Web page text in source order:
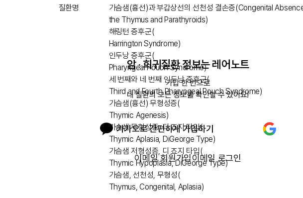
질환명
가슴샘(흉선)과 부갑상선의 선천성 결손증(Congenital
the Thymus and Parathyroids)
해링턴 증후군(
Harrington Syndrome)
인두낭 증후군(
Pharyngeal Pouch Syndrome)
세 번째와 네 번째 인두낭 증후군(
Third and Fourth Pharyngeal Pouch Syndrome)
가슴샘(흉선) 무형성증(
Thymic Agenesis)
가슴샘 무형성증, 디 죠지 타입(
Thymic Aplasia, DiGeorge Type)
가슴샘 저형성증, 디 죠지 타입(
Thymic Hypoplasia, DiGeorge Type)
가슴샘, 선천성, 무형성(
Thymus, Congenital, Aplasia)
암 · 희귀질환 정보는 레어노트
가입 한 번으로
내 질환의 모든 정보를 확인할 수 있어요!
카카오로 간편하게 가입하기
이메일 회원가입이메일 로그인